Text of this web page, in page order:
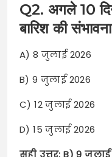
Q2. अगले 10
बारिश की
A) 8 जुलाई 2026
B) 9 जुलाई 2026
C) 12 जुलाई 2026
D) 15 जुलाई 2026
सही उत्तर: B) 9